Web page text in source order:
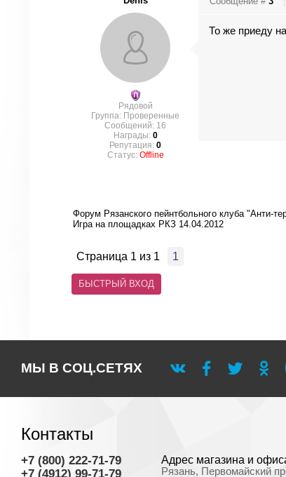
Рядовой
Группа: Проверенные
Сообщений: 16
Награды: 0
Репутация: 0
Статус: Offline
То же приеду
Форум Рязанского пейнтбольного клуба "Анти-
Игра на площадках РКЗ 14.04.2012
Страница 1 из 1 1
МЫ В СОЦ.СЕТЯХ
Контакты
+7 (800) 222-71-79
+7 (4912) 99-71-79
Адрес магазина и
Рязань, Первомайский